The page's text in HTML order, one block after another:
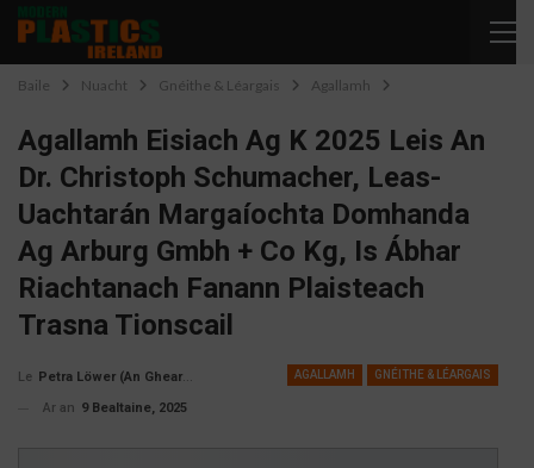
Baile Nuacht Gnéithe & Léargais Agallamh
Agallamh Eisiach Ag K 2025 Leis An
Dr. Christoph Schumacher, Leas-
Uachtarán Margaíochta Domhanda
Ag Arburg Gmbh + Co Kg, Is Ábhar
Riachtanach Fanann Plaisteach
Trasna Tionscail
AGALLAMH GNÉITHE & LÉARGAIS
Le Petra Löwer (An Ghearmáin)
Ar an 9 Bealtaine, 2025